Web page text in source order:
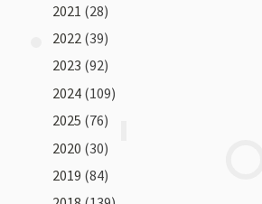
2021 (28)
2022 (39)
2023 (92)
2024 (109)
2025 (76)
2020 (30)
2019 (84)